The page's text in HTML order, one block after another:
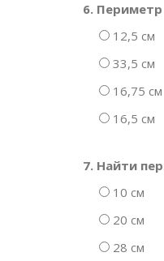
6.
12,5 см
33,5 см
16,75 см
16,5 см
7. Найти
10 см
20 см
28 см